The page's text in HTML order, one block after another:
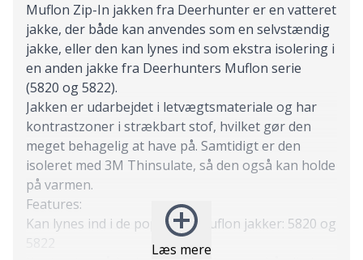
Læs mere
Muflon Zip-In jakken fra Deerhunter er en vatteret
jakke, der både kan anvendes som en selvstændig
jakke, eller den kan lynes ind som ekstra isolering i
en anden jakke fra Deerhunters Muflon serie
(5820 og 5822).
Jakken er udarbejdet i letvægtsmateriale og har
kontrastzoner i strækbart stof, hvilket gør den
meget behagelig at have på. Samtidigt er den
isoleret med 3M Thinsulate, så den også kan holde
på varmen.
Features:
Kan lynes ind i de populære Muflon jakker: 5820 og
5822